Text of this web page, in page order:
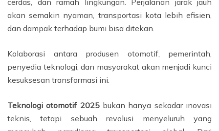
cerdas, dan ramah lingkungan. Perjalanan jarak jauh
akan semakin nyaman, transportasi kota lebih efisien,
dan dampak terhadap bumi bisa ditekan.
Kolaborasi antara produsen otomotif, pemerintah,
penyedia teknologi, dan masyarakat akan menjadi kunci
kesuksesan transformasi ini.
Teknologi otomotif 2025bukan hanya sekadar inovasi
teknis, tetapi sebuah revolusi menyeluruh yang